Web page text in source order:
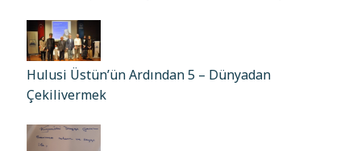
Hulusi Üstün’ün Ardından 5 – Dünyadan
Çekilivermek